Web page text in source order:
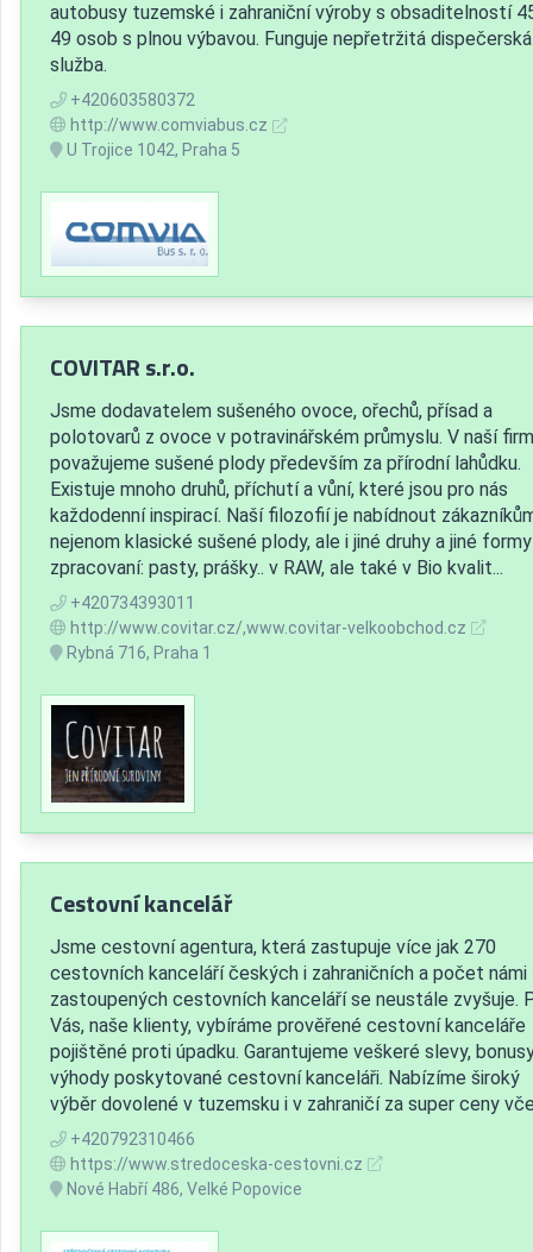
autobusy tuzemské i zahraniční výroby s obsaditelností
49 osob s plnou výbavou. Funguje nepřetržitá dispečerská
služba.
+420603580372
http://www.comviabus.cz
U Trojice 1042, Praha 5
COVITAR s.r.o.
Jsme dodavatelem sušeného ovoce, ořechů, přísad a
polotovarů z ovoce v potravinářském průmyslu. V naší
považujeme sušené plody především za přírodní lahůdku.
Existuje mnoho druhů, příchutí a vůní, které jsou pro nás
každodenní inspirací. Naší filozofií je nabídnout
nejenom klasické sušené plody, ale i jiné druhy a jiné formy
zpracovaní: pasty, prášky.. v RAW, ale také v Bio kvalit...
+420734393011
http://www.covitar.cz/,www.covitar-velkoobchod.cz
Rybná 716, Praha 1
Cestovní kancelář
Jsme cestovní agentura, která zastupuje více jak 270
cestovních kanceláří českých i zahraničních a počet námi
zastoupených cestovních kanceláří se neustále zvyšuje.
Vás, naše klienty, vybíráme prověřené cestovní kanceláře
pojištěné proti úpadku. Garantujeme veškeré slevy,
výhody poskytované cestovní kanceláři. Nabízíme široký
výběr dovolené v tuzemsku i v zahraničí za super ceny
+420792310466
https://www.stredoceska-cestovni.cz
Nové Habří 486, Velké Popovice